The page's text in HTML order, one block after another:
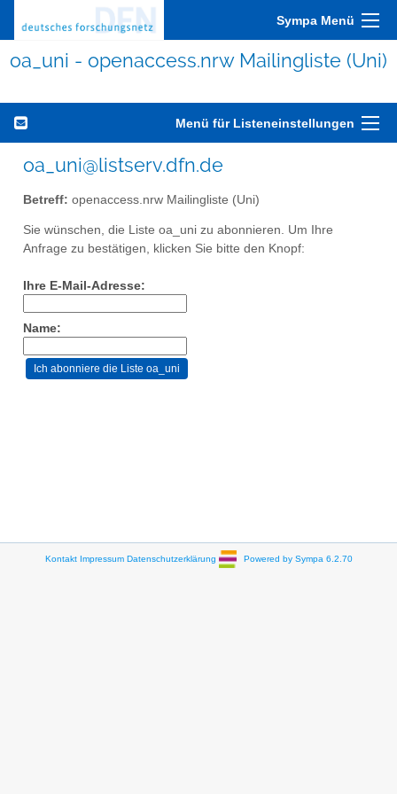
Sympa Menü
oa_uni - openaccess.nrw Mailingliste (Uni)
Menü für Listeneinstellungen
oa_uni@listserv.dfn.de
Betreff: openaccess.nrw Mailingliste (Uni)
Sie wünschen, die Liste oa_uni zu abonnieren. Um Ihre
Anfrage zu bestätigen, klicken Sie bitte den Knopf:
Ihre E-Mail-Adresse:
Name:
Kontakt Impressum Datenschutzerklärung Powered by Sympa 6.2.70